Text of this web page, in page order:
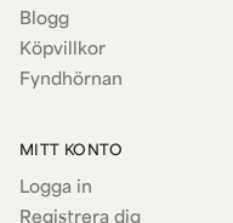
Blogg
Köpvillkor
Fyndhörnan
MITT KONTO
Logga in
Registrera dig